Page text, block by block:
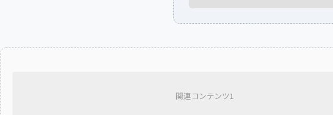
関連コンテンツ1